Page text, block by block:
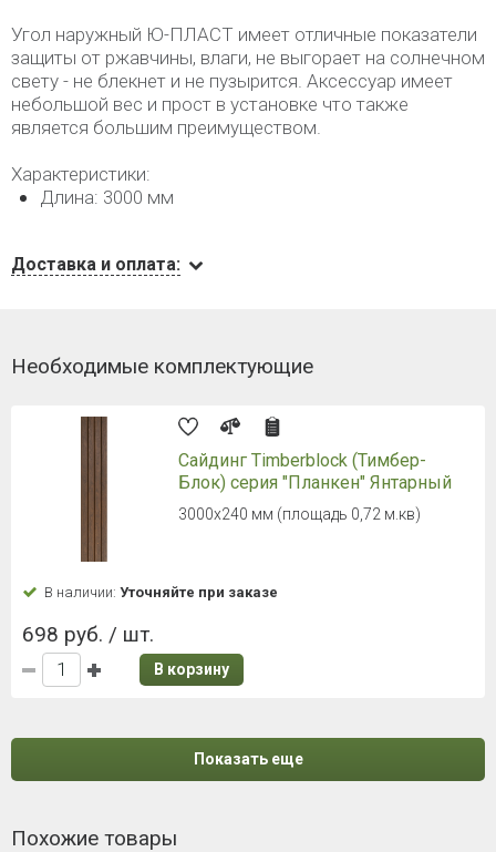
Угол наружный Ю-ПЛАСТ имеет отличные показатели
защиты от ржавчины, влаги, не выгорает на солнечном
свету - не блекнет и не пузырится. Аксессуар имеет
небольшой вес и прост в установке что также
является большим преимуществом.
Характеристики:
Длина: 3000 мм
Доставка и оплата:
Необходимые комплектующие
Сайдинг Timberblock (Тимбер-
Блок) серия "Планкен" Янтарный
3000х240 мм (площадь 0,72 м.кв)
В наличии: Уточняйте при заказе
698 руб. / шт.
В корзину
Показать еще
Похожие товары